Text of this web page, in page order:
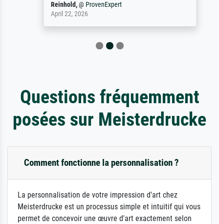
Reinhold,@ProvenExpert
April 22, 2026
Questions fréquemment
posées sur Meisterdrucke
Comment fonctionne la personnalisation ?
La personnalisation de votre impression d'art chez
Meisterdrucke est un processus simple et intuitif qui vous
permet de concevoir une œuvre d'art exactement selon